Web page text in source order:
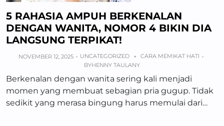
5 RAHASIA AMPUH BERKENALAN
DENGAN WANITA, NOMOR 4 BIKIN DIA
LANGSUNG TERPIKAT!
NOVEMBER 12, 2025 UNCATEGORIZED +
CARA MEMIKAT HATI
BYHENNY TAULANY
Berkenalan dengan wanita sering kali menjadi
momen yang membuat sebagian pria gugup. Tidak
sedikit yang merasa bingung harus memulai dari…